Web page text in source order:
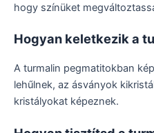
hogy színüket
Hogyan keletkezik a
A turmalin pegmatitokban
lehűlnek, az ásványok
kristályokat képeznek.